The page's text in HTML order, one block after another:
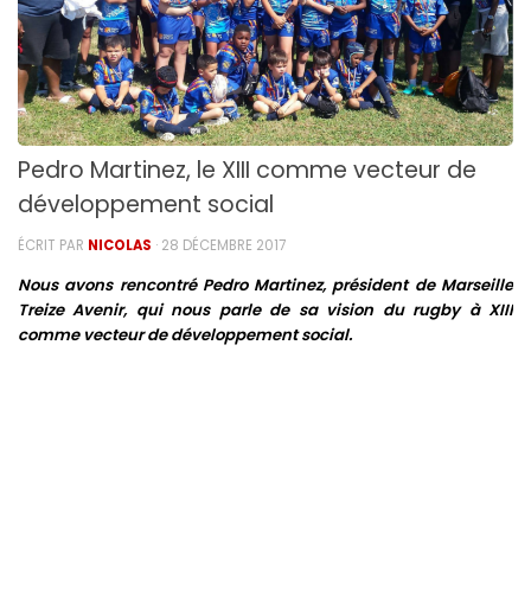
Pedro Martinez, le XIII comme vecteur de
développement social
ÉCRIT PAR NICOLAS · 28 DÉCEMBRE 2017
Nous avons rencontré Pedro Martinez, président de Marseille
Treize Avenir, qui nous parle de sa vision du rugby à XIII
comme vecteur de développement social.